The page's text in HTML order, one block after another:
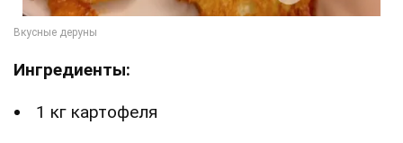
Ингредиенты:
1 кг картофеля